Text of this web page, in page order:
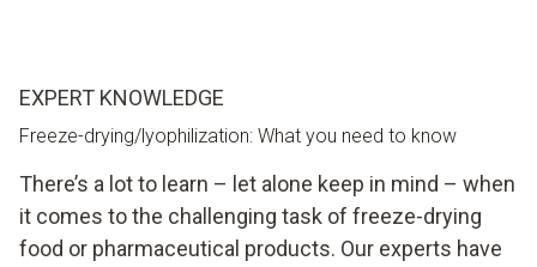
EXPERT KNOWLEDGE
Freeze-drying/lyophilization: What you need to know
There’s a lot to learn – let alone keep in mind – when
it comes to the challenging task of freeze-drying
food or pharmaceutical products. Our experts have